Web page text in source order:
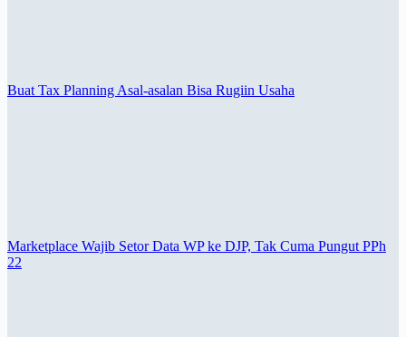
Buat Tax Planning Asal-asalan Bisa Rugiin Usaha
Marketplace Wajib Setor Data WP ke DJP, Tak Cuma Pungut PPh
22